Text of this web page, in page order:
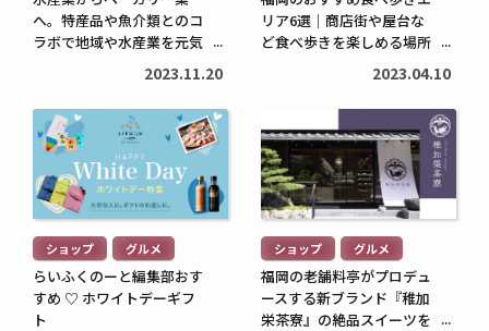
む
> 子育てに役立つ
高校生でも口座開設でき
意点をわかりやすく解説
2026.05.12
む
>住まいに役立つ
住宅ローン中に転職しても
意点・対処法を解説
2026.04.20
へ。特産品や魚介類とのコ
ラボで地域や水産業を元気
に！/岩本商事株式会社 岩
本大志さん【PR】
2023.11.20
リア6選｜商店街や屋台な
ど食べ歩きを楽しめる場所
2023.04.10
続
き
を
読
む
> ショップ グルメ
らいふくのーと編集部おす
すめ ♡ ホワイトデーギフ
ト
続
き
を
読
む
> ショップ グルメ
福岡の老舗料亭がプロデュ
ースする新ブランド『稚加
栄茶寮』の絶品スイーツを